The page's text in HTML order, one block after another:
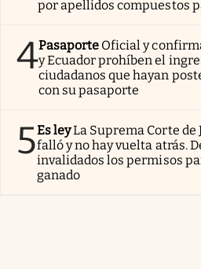
por apellidos compuestos
4Pasaporte Oficial y
y Ecuador prohíben el
ciudadanos que hayan
con su pasaporte
5Es leyLa Suprema Corte
falló y no hay vuelta atrás.
invalidados los permisos
ganado